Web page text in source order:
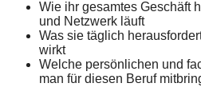
Wie ihr gesamtes Geschäft
und Netzwerk läuft
Was sie täglich
wirkt
Welche persönlichen und
man für diesen Beruf